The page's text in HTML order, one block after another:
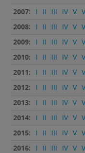
2007:
I II III IV V
2008:
I II III IV V
2009:
I II III IV V
2010:
I II III IV V
2011:
I II III IV V
2012:
I II III IV V
2013:
I II III IV V
2014:
I II III IV V
2015:
I II III IV V
2016:
I II III IV V